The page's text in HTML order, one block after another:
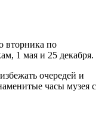
вторника по
1 мая и 25 декабря.
очередей и
часы музея с